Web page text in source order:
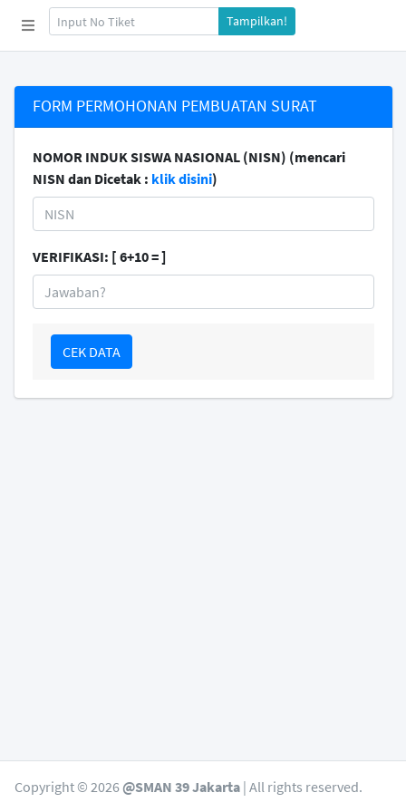
Tampilkan!
FORM PERMOHONAN PEMBUATAN SURAT
NOMOR INDUK SISWA NASIONAL (NISN) (mencari
NISN dan Dicetak : klik disini)
VERIFIKASI: [ 6+10 = ]
CEK DATA
Copyright © 2026 @SMAN 39 Jakarta | All rights reserved.